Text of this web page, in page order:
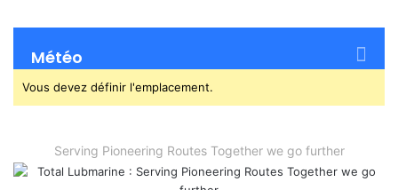
Météo
Vous devez définir l'emplacement.
Serving Pioneering Routes Together we go further